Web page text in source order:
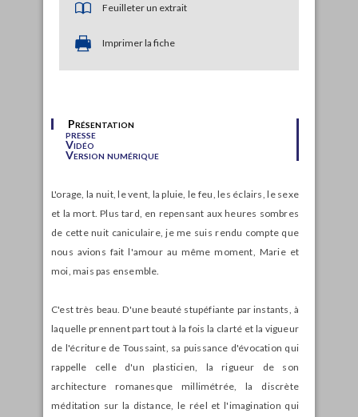
Feuilleter un extrait
Imprimer la fiche
Présentation
presse
Vidéo
Version numérique
L'orage, la nuit, le vent, la pluie, le feu, les éclairs, le sexe
et la mort. Plus tard, en repensant aux heures sombres
de cette nuit caniculaire, je me suis rendu compte que
nous avions fait l'amour au même moment, Marie et
moi, mais pas ensemble.
C'est très beau. D'une beauté stupéfiante par instants, à
laquelle prennent part tout à la fois la clarté et la vigueur
de l'écriture de Toussaint, sa puissance d'évocation qui
rappelle celle d'un plasticien, la rigueur de son
architecture romanesque millimétrée, la discrète
méditation sur la distance, le réel et l'imagination qui